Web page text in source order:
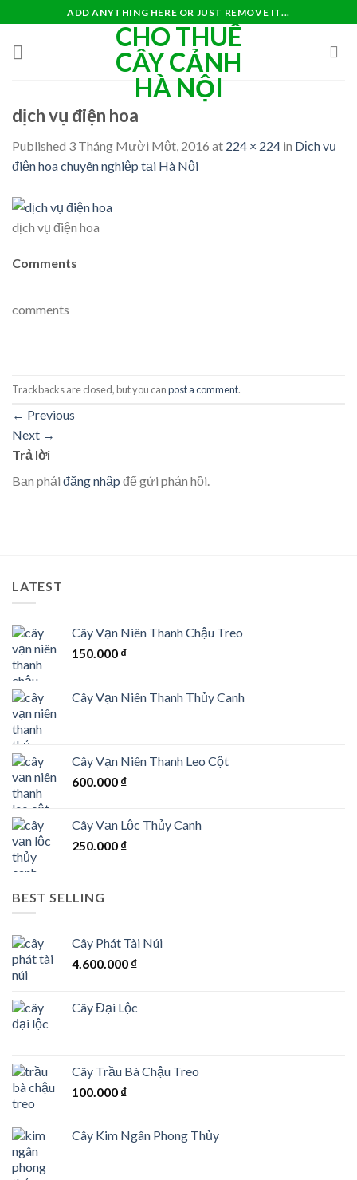
content
ADD ANYTHING HERE OR JUST REMOVE IT...
CHO THUÊ
CÂY CẢNH
HÀ NỘI
dịch vụ điện hoa
Published 3 Tháng Mười Một, 2016 at 224 × 224 in Dịch vụ
điện hoa chuyên nghiệp tại Hà Nội
dịch vụ điện hoa
Comments
comments
Trackbacks are closed, but you canpost a comment.
← Previous
Next →
Trả lời
Bạn phải đăng nhập để gửi phản hồi.
LATEST
Cây Vạn Niên Thanh Chậu Treo
150.000 ₫
Cây Vạn Niên Thanh Thủy Canh
Cây Vạn Niên Thanh Leo Cột
600.000 ₫
Cây Vạn Lộc Thủy Canh
250.000 ₫
BEST SELLING
Cây Phát Tài Núi
4.600.000 ₫
Cây Đại Lộc
Cây Trầu Bà Chậu Treo
100.000 ₫
Cây Kim Ngân Phong Thủy